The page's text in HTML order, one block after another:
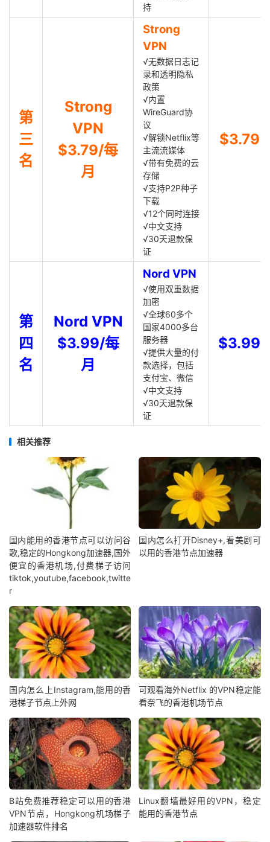
持
第
三
名
Strong
VPN
$3.79/每
月
Strong
VPN
√无数据日志记
录和透明隐私
政策
√内置
WireGuard协
议
√解锁Netflix等
主流流媒体
√带有免费的云
存储
√支持P2P种子
下载
√12个同时连接
√中文支持
√30天退款保
证
$3.79
第
四
名
Nord VPN
$3.99/每
月
Nord VPN
√使用双重数据
加密
√全球60多个
国家4000多台
服务器
√提供大量的付
款选择，包括
支付宝、微信
√中文支持
√30天退款保
证
$3.99
相关推荐
国内能用的香港节点可以访问谷
歌,稳定的Hongkong加速器,国外
便宜的香港机场,付费梯子访问
tiktok,youtube,facebook,twitte
r
国内怎么打开Disney+,看美剧可
以用的香港节点加速器
国内怎么上Instagram,能用的香
港梯子节点上外网
可观看海外Netflix 的VPN稳定能
看奈飞的香港机场节点
B站免费推荐稳定可以用的香港
VPN节点，Hongkong机场梯子
加速器软件排名
Linux翻墙最好用的VPN，稳定
能用的香港节点